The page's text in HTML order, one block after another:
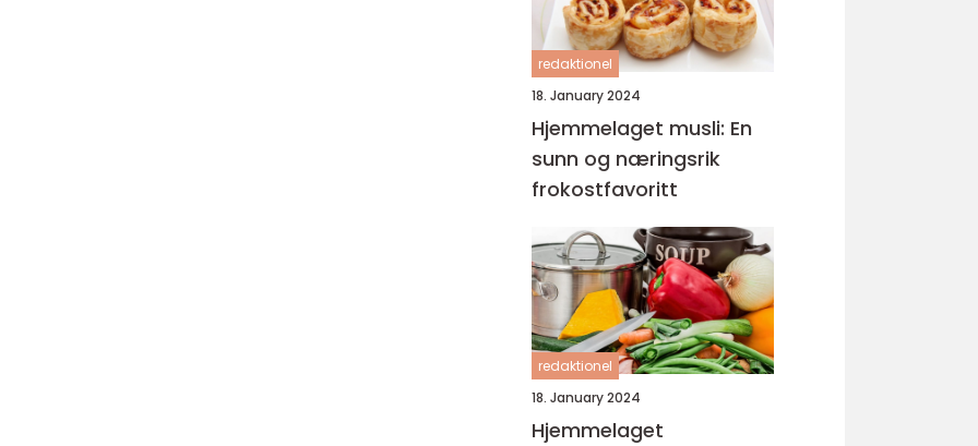
redaktionel
18. January 2024
Hjemmelaget musli: En
sunn og næringsrik
frokostfavoritt
redaktionel
18. January 2024
Hjemmelaget